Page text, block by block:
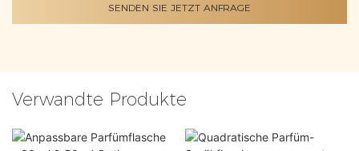
SENDEN SIE JETZT ANFRAGE
Verwandte Produkte